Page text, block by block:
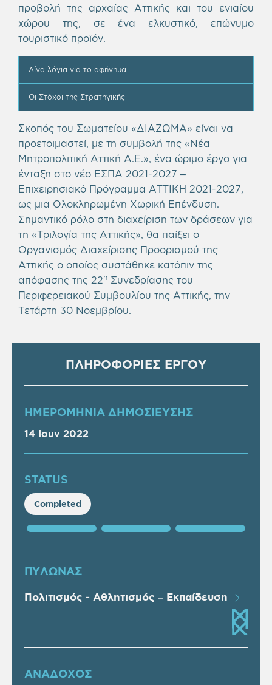
προβολή της αρχαίας Αττικής και του ενιαίου
χώρου της, σε ένα ελκυστικό, επώνυμο
τουριστικό προϊόν.
Λίγα λόγια για το αφήγημα
Οι Στόχοι της Στρατηγικής
Σκοπός του Σωματείου «ΔΙΑΖΩΜΑ» είναι να
προετοιμαστεί, με τη συμβολή της «Νέα
Μητροπολιτική Αττική Α.Ε.», ένα ώριμο έργο για
ένταξη στο νέο ΕΣΠΑ 2021-2027 –
Επιχειρησιακό Πρόγραμμα ΑΤΤΙΚΗ 2021-2027,
ως μια Ολοκληρωμένη Χωρική Επένδυση.
Σημαντικό ρόλο στη διαχείριση των δράσεων για
τη «Τριλογία της Αττικής», θα παίξει ο
Οργανισμός Διαχείρισης Προορισμού της
Αττικής ο οποίος συστάθηκε κατόπιν της
απόφασης της 22η Συνεδρίασης του
Περιφερειακού Συμβουλίου της Αττικής, την
Τετάρτη 30 Νοεμβρίου.
ΠΛΗΡΟΦΟΡΙΕΣ ΕΡΓΟΥ
ΗΜΕΡΟΜΗΝΙΑ ΔΗΜΟΣΙΕΥΣΗΣ
14 Ιουν 2022
STATUS
Completed
ΠΥΛΩΝΑΣ
Πολιτισμός - Αθλητισμός – Εκπαίδευση
ΑΝΑΔΟΧΟΣ